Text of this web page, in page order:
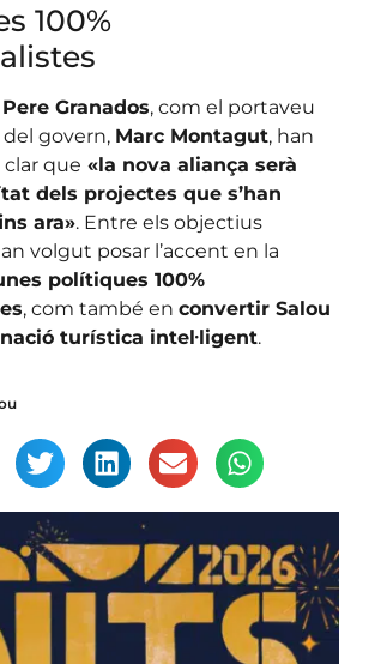
100%
Pere Granados, com el portaveu
govern, Marc Montagut, han
que «la nova aliança serà
dels projectes que s’han
ara». Entre els objectius
volgut posar l’accent en la
polítiques 100%
, com també en convertir Salou
turística intel·ligent.